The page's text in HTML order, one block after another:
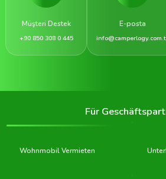
Müşteri Destek
+90 850 308 0 445
E-posta
Für
Wohnmobil Vermieten